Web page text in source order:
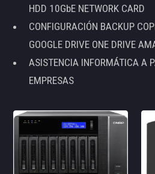
HDD 10GbE NETWORK CARD
CONFIGURACIÓN BACKUP
GOOGLE DRIVE ONE DRIVE
ASISTENCIA INFORMÁTICA A
EMPRESAS